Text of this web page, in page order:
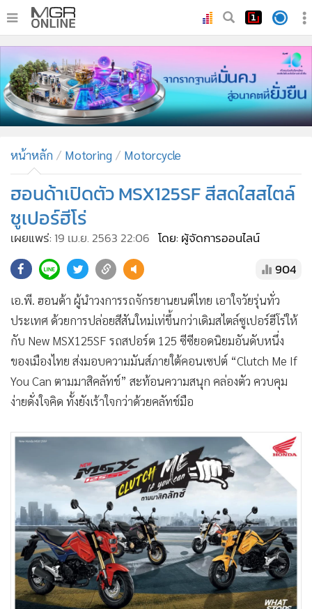
• ทันเหตุการณ์
• ภาคใต้
• ภูมิภาค
• บันเทิง
ผู้จัดการรายวัน
• คอลัมนิสต์
• ละคร
• Cyber BIZ
ผู้จัดกวน
Good health & Well-being
•
Green Innovation & SD
• Management & HR
• MGR Live
• Infographic
ท่องเที่ยว
กีฬา
ต่างประเทศ
Special Scoop
• เศรษฐกิจ-ธุรกิจ
• จีน
• ชุมชน-คุณภาพชีวิต
อาชญากรรม
หน้าหลัก Motoring Motorcycle
ฮอนด้าเปิดตัว MSX125SF สีสดใสสไตล์
ซูเปอร์ฮีโร่
เผยแพร่: 19 เม.ย. 2563 22:06 โดย: ผู้จัดการออนไลน์
904
เอ.พี. ฮอนด้า ผู้นำวงการรถจักรยานยนต์ไทย เอาใจวัยรุ่นทั่ว
ประเทศ ด้วยการปล่อยสีสันใหม่เท่ขึ้นกว่าเดิมสไตล์ซูเปอร์ฮีโร่ให้
กับ New MSX125SF รถสปอร์ต 125 ซีซียอดนิยมอันดับหนึ่ง
ของเมืองไทย ส่งมอบความมันส์ภายใต้คอนเซปต์ “Clutch Me If
You Can ตามมาสิคลัทช์” สะท้อนความสนุก คล่องตัว ควบคุม
ง่ายดั่งใจคิด ทั้งยังเร้าใจกว่าด้วยคลัทช์มือ